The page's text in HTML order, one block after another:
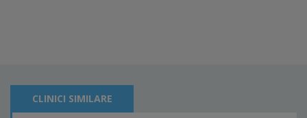
CLINICI SIMILARE